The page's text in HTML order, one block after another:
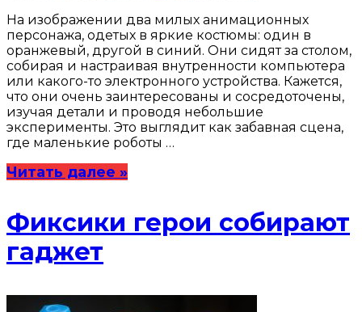
На изображении два милых анимационных
персонажа, одетых в яркие костюмы: один в
оранжевый, другой в синий. Они сидят за столом,
собирая и настраивая внутренности компьютера
или какого-то электронного устройства. Кажется,
что они очень заинтересованы и сосредоточены,
изучая детали и проводя небольшие
эксперименты. Это выглядит как забавная сцена,
где маленькие роботы …
Читать далее »
Фиксики герои собирают
гаджет